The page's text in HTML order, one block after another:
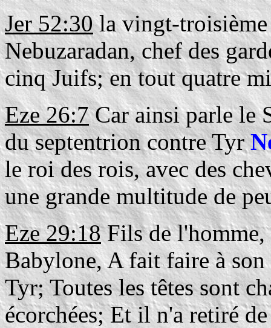
Jer 52:30la vingt-troisième
Nebuzaradan, chef des
cinq Juifs; en tout quatre
Eze 26:7Car ainsi parle le
du septentrion contre Tyr
le roi des rois, avec des
une grande multitude de
Eze 29:18Fils de l'homme,
Babylone, A fait faire à
Tyr; Toutes les têtes sont
écorchées; Et il n'a retiré